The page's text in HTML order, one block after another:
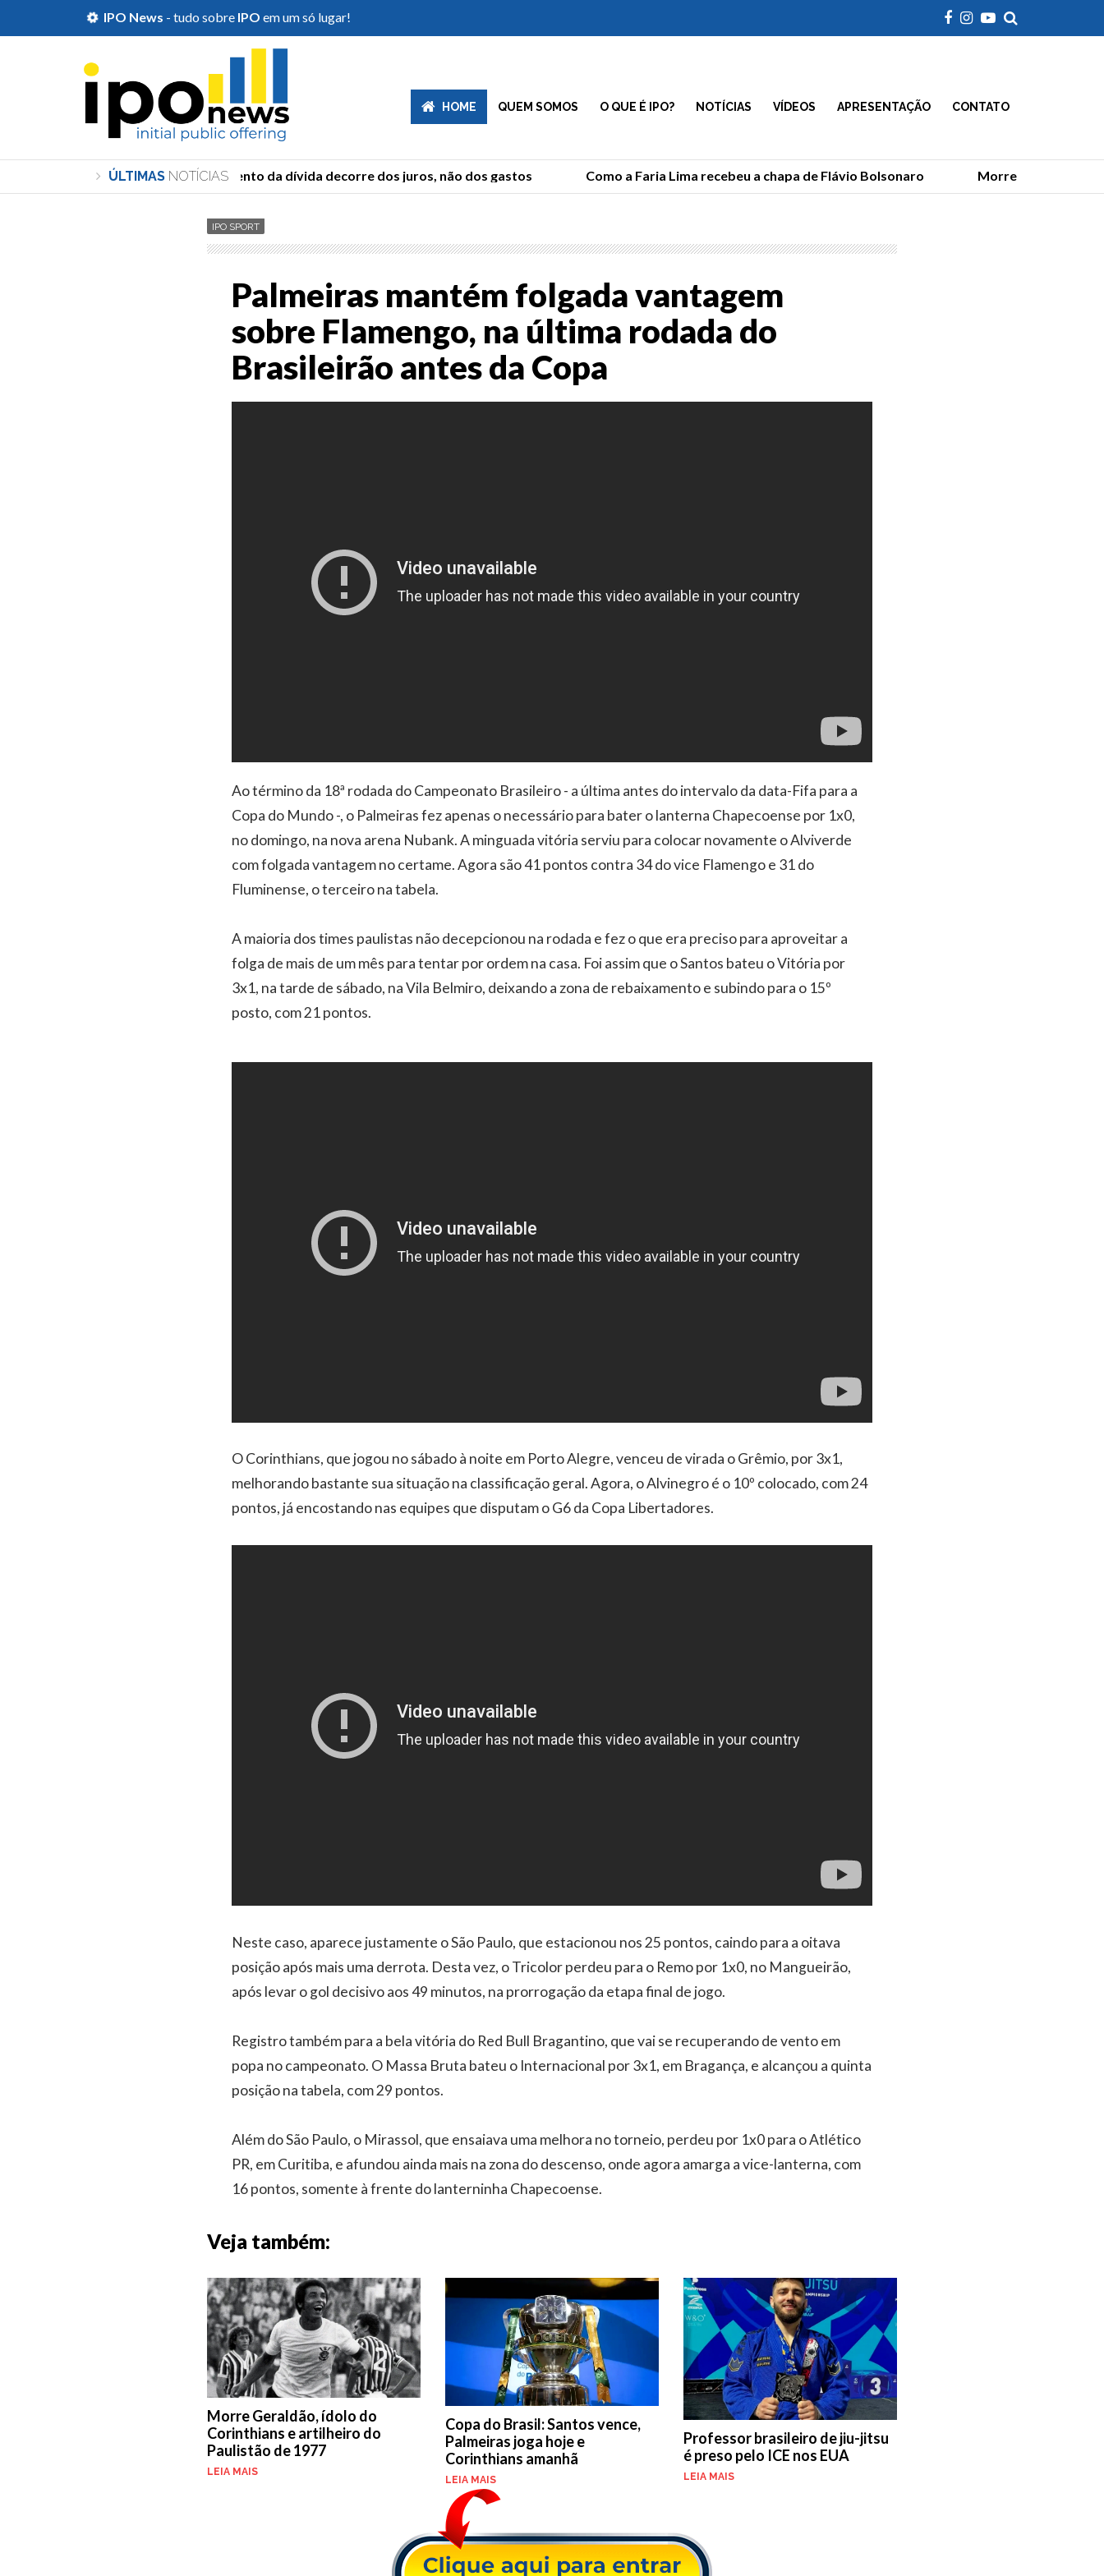
IPO News - tudo sobre IPO em um só lugar!
HOME QUEM SOMOS O QUE É IPO? NOTÍCIAS VÍDEOS APRESENTAÇÃO CONTATO
ÚLTIMAS NOTÍCIAS
Durigan diz que aumento da dívida decorre dos juros, não dos gastos Como a Faria Lima recebeu a chapa de Flávio Bolsonaro Morre Geraldão,
IPO SPORT
Palmeiras mantém folgada vantagem
sobre Flamengo, na última rodada do
Brasileirão antes da Copa
Ao término da 18ª rodada do Campeonato Brasileiro - a última antes do intervalo da data-Fifa para a
Copa do Mundo -, o Palmeiras fez apenas o necessário para bater o lanterna Chapecoense por 1x0,
no domingo, na nova arena Nubank. A minguada vitória serviu para colocar novamente o Alviverde
com folgada vantagem no certame. Agora são 41 pontos contra 34 do vice Flamengo e 31 do
Fluminense, o terceiro na tabela.
A maioria dos times paulistas não decepcionou na rodada e fez o que era preciso para aproveitar a
folga de mais de um mês para tentar por ordem na casa. Foi assim que o Santos bateu o Vitória por
3x1, na tarde de sábado, na Vila Belmiro, deixando a zona de rebaixamento e subindo para o 15º
posto, com 21 pontos.
O Corinthians, que jogou no sábado à noite em Porto Alegre, venceu de virada o Grêmio, por 3x1,
melhorando bastante sua situação na classificação geral. Agora, o Alvinegro é o 10º colocado, com 24
pontos, já encostando nas equipes que disputam o G6 da Copa Libertadores.
Neste caso, aparece justamente o São Paulo, que estacionou nos 25 pontos, caindo para a oitava
posição após mais uma derrota. Desta vez, o Tricolor perdeu para o Remo por 1x0, no Mangueirão,
após levar o gol decisivo aos 49 minutos, na prorrogação da etapa final de jogo.
Registro também para a bela vitória do Red Bull Bragantino, que vai se recuperando de vento em
popa no campeonato. O Massa Bruta bateu o Internacional por 3x1, em Bragança, e alcançou a quinta
posição na tabela, com 29 pontos.
Além do São Paulo, o Mirassol, que ensaiava uma melhora no torneio, perdeu por 1x0 para o Atlético
PR, em Curitiba, e afundou ainda mais na zona do descenso, onde agora amarga a vice-lanterna, com
16 pontos, somente à frente do lanterninha Chapecoense.
Veja também:
Morre Geraldão, ídolo do
Corinthians e artilheiro do
Paulistão de 1977
LEIA MAIS
Copa do Brasil: Santos vence,
Palmeiras joga hoje e
Corinthians amanhã
LEIA MAIS
Professor brasileiro de jiu-jitsu
é preso pelo ICE nos EUA
LEIA MAIS